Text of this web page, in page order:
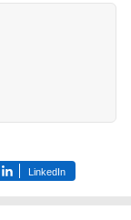
LinkedIn